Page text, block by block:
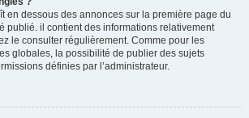
en dessous des annonces sur la première page du
publié. il contient des informations relativement
le consulter régulièrement. Comme pour les
globales, la possibilité de publier des sujets
définies par l’administrateur.